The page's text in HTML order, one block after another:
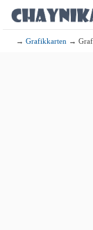
→Grafikkarten →